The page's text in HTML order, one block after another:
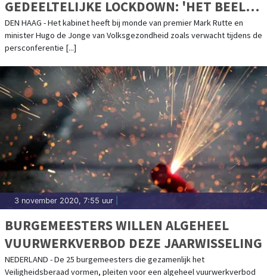
GEDEELTELIJKE LOCKDOWN: 'HET BEELD
IS NIET SLECHT, MAAR ZEKER NIET GOED
GENOEG'
DEN HAAG - Het kabinet heeft bij monde van premier Mark Rutte en
minister Hugo de Jonge van Volksgezondheid zoals verwacht tijdens de
persconferentie [...]
3 november 2020, 7:55 uur
BURGEMEESTERS WILLEN ALGEHEEL
VUURWERKVERBOD DEZE JAARWISSELING
NEDERLAND - De 25 burgemeesters die gezamenlijk het
Veiligheidsberaad vormen, pleiten voor een algeheel vuurwerkverbod